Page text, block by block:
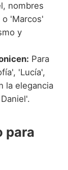
nombres
o 'Marcos'
y
Para
'Lucía',
la elegancia
para